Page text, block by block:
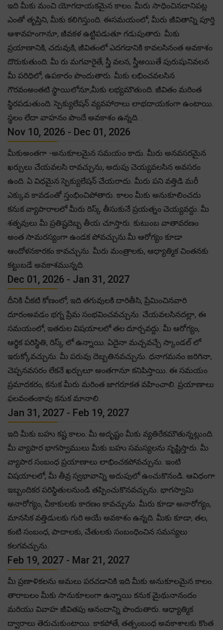
ఇది మీకు మంచి యోగదాయకమైన కాలం. మీరు సాధించినదానిపట్ల
ఎంతో తృప్తిని, మీకు కలిగిస్తుంది. ఈసమయంలో, మీరు జీవితాన్ని పూర్తి
ఆశావహంగానూ, జీవకళ ఉట్టిపడుతూ గడుపుతారు. మీకు
ప్రయాణానికి, చదువుకి, జీవితంలో ఎదగడానికి కావలసినంత అవకాశం
దొరుకుతుంది. మీ రు మగవారైతే, స్త్రీ వలన, స్త్రీఅయితే పురుషునివలన
మీ పరిధిలో, ఉపకారం పొందుతారు. మీకు లభించవలసిన
గౌరవంఅంతటి స్థాయిలోనూ,మీకు లభ్యమౌతుంది. జీవితం మరింత
స్థిరపడుతుంది. స్పెక్యులేషన్ వ్యవహారాలు లాభదాయకంగా ఉంటాయి.
స్థలం లేదా వాహనం పొందే అవకాశం ఉన్నది. .
Nov 10, 2026 - Dec 01, 2026
మీకుఅంతగా -అనుకూలమైన సమయం కాదు. మీరు అనవసరమైన
ఖర్చులు చేయవలసి రావచ్చును, అదుపు చెయ్యవలసిన అవసరం
ఉంది. ఏ విధమైన స్పెక్యులేషన్ చేయరాదు. మీరు పని వత్తిడి మరీ
ఎక్కువ కావడంతో స్తంభించిపోతారు. కాలం మీకు అనుకూలించదు
కనుక వ్యాపారాలలో మీరు రిస్క్ తీసుకునే ప్రయత్నం చెయ్యవద్దు. మీ
శతృవులు మీ ప్రతిష్టదెబ్బ తీయ చూస్తారు. కుటుంబ వాతావరణం
అంత సామరస్యంగా ఉండక పోవచ్చును.మీ ఆరోగ్యం కూడా
ఆందోళనకారకం కావచ్చును. మీరు మంత్రాలకు, ఆధ్యాత్మిక చింతనకు
కట్టుబడే అవకాశమున్నది.
Dec 01, 2026 - Jan 31, 2027
దీనికి చీకటి కోణంలో, ఇది తగువులకి దారితీసి, ప్రేమించినవారి
దూరంఅవడం భగ్న ప్రేమ సంభవించవచ్చును. చేయవలసినదల్లా, ఈ
సమయంలో, ఇతరుల విషయాలలో తల దూర్చవద్దు. మీ ఆరోగ్యం,
ఆర్థిక పరిస్థితి, రిస్క్ లో ఉన్నాయి. ఏదైనా మచ్చవచ్చే స్కాండల్ లో
ఇరుక్కోవచ్చును. మీ పరువు దెబ్బతినవచ్చును. ధనాగమనం జరిగినా,
చెప్పనవసరం లేకనే ఖర్చులూ అంతగానూ కనిపిస్తాయి. ఈ సమయం
ప్రమాదకరం, కనుక మీరు మరింత జాగరూకత వహించాలి. ప్రయాణాలు
ఫలవంతంకావు కనుక మానాలి.
Jan 31, 2027 - Feb 19, 2027
ఇది మీకు బహు కష్ట కాలం. మీ అదృష్టం మీకు వ్యతిరేకమౌతున్నట్లుంది.
మీ వ్యాపార భాగస్వాములు మీకు బహు సమస్యలను సృష్టిస్తారు. మీ
వ్యాపార సంబంధ ప్రయాణాలు లాభించకపోవచ్చును. ఇంటి
విషయాలలో, మీ తీవ్ర స్వభావాన్ని అదుపులో ఉంచుకొనండి. ఆవిధంగా
ఇబ్బందికర పరిస్థితులనుండి తప్పించుకొనవచ్చును. భాగస్వామి
అనారోగ్యం, చీకాకులకు కారణం కావచ్చును. మీరు కూడా అనారోగ్యం,
మానసిక వత్తిడులకు గురి అయే అవకాశం ఉన్నది. మీకు కూడా, తల,
కంటి సంబంధ, పాదాలకు, చేతులకు సంబంధించిన సమస్యలు
కలగవచ్చును.
Feb 19, 2027 - Mar 21, 2027
మీ ప్రణాళికలను అమలు పరచడానికి ఇది మీకు అనుకూలమైన కాలం.
తారాబలం మీకు సానుకూలంగా ఉన్నాయి కనుక మైథునానందం
మరియు వివాహ జీవితపు ఆనందాన్ని పొందుతారు. ఆధ్యాత్మిక
ద్వారాలు తెరుచుకుంటాయి. కాకపోతే, తత్సంబంధ అవకాశాలకు కొంత